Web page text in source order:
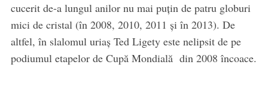
cucerit de-a lungul anilor nu mai puţin de patru globuri
mici de cristal (în 2008, 2010, 2011 şi în 2013). De
altfel, în slalomul uriaş Ted Ligety este nelipsit de pe
podiumul etapelor de Cupă Mondială din 2008 încoace.